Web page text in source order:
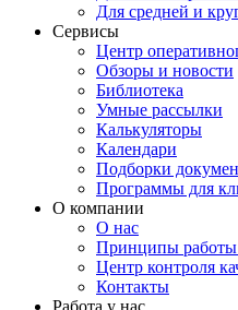
Для средней и
Сервисы
Центр
Обзоры и новости
Библиотека
Умные рассылки
Калькуляторы
Календари
Подборки
Программы для
О компании
О нас
Принципы работы
Центр контроля
Контакты
Работа у нас